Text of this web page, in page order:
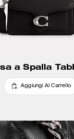
a Spalla
Aggiungi Al Carrello